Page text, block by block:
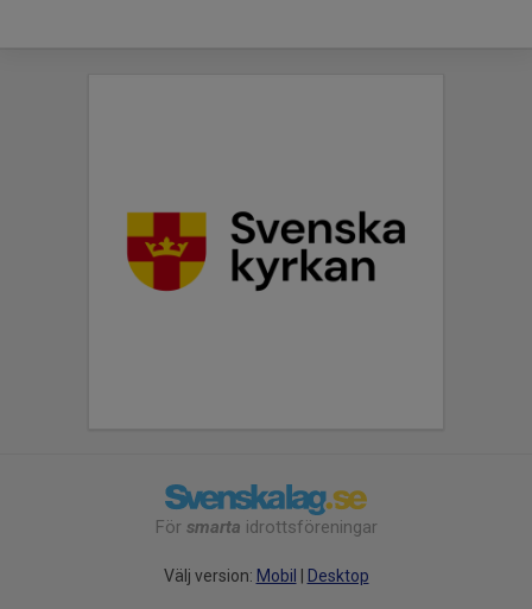
För smarta idrottsföreningar
Välj version: Mobil Desktop